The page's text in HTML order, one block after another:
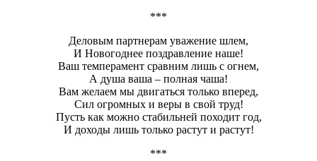
***
Деловым партнерам уважение шлем,
И Новогоднее поздравление наше!
Ваш темперамент сравним лишь с огнем,
А душа ваша – полная чаша!
Вам желаем мы двигаться только вперед,
Сил огромных и веры в свой труд!
Пусть как можно стабильней походит год,
И доходы лишь только растут и растут!
***